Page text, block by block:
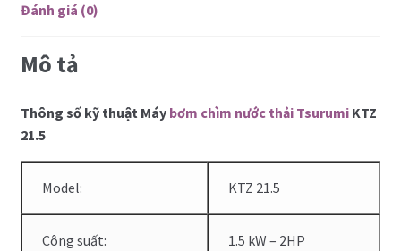
Đánh giá (0)
Mô tả
Thông số kỹ thuật Máy bơm chìm nước thải TsurumiKTZ
21.5
Model: KTZ 21.5
Công suất: 1.5 kW – 2HP